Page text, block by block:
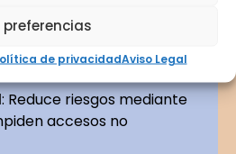
preferencias
de privacidadAviso Legal
espacio y las necesidades
: Reduce riesgos mediante
accesos no